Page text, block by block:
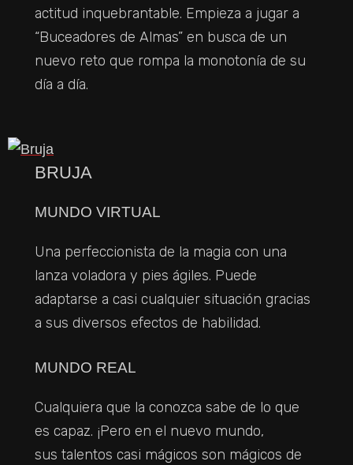
actitud inquebrantable. Empieza a jugar a
“Buceadores de Almas” en busca de un
nuevo reto que rompa la monotonía de su
día a día.
BRUJA
MUNDO VIRTUAL
Una perfeccionista de la magia con una
lanza voladora y pies ágiles. Puede
adaptarse a casi cualquier situación gracias
a sus diversos efectos de habilidad.
MUNDO REAL
Cualquiera que la conozca sabe de lo que
es capaz. ¡Pero en el nuevo mundo,
sus talentos casi mágicos son mágicos de